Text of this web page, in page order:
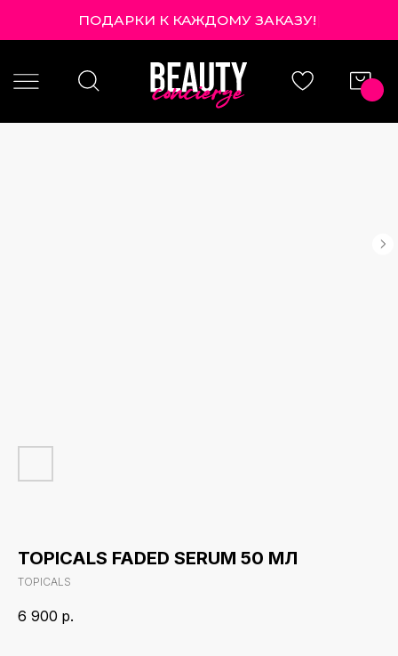
ПОДАРКИ К КАЖДОМУ ЗАКАЗУ!|
TOPICALS FADED SERUM 50 МЛ
TOPICALS
6 900 р.